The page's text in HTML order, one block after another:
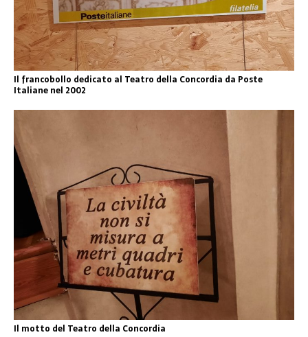
Il francobollo dedicato al Teatro della Concordia da Poste
Italiane nel 2002
Il motto del Teatro della Concordia